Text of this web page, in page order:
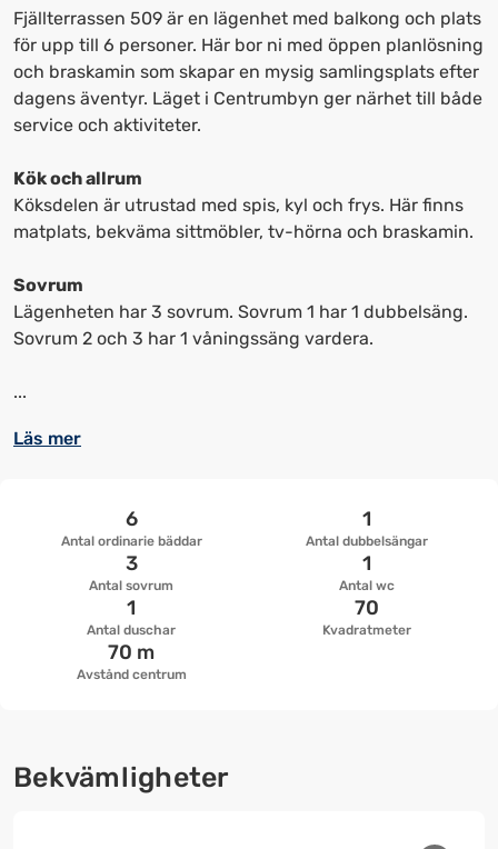
frågetecknet
för
att
få
upp
för
att
ändra
frågetecknet
för
att
få
att
ändra
Fjällterrassen 509 är en lägenhet med balkong och plats
för upp till 6 personer. Här bor ni med öppen planlösning
och braskamin som skapar en mysig samlingsplats efter
dagens äventyr. Läget i Centrumbyn ger närhet till både
service och aktiviteter.
Kök och allrum
Köksdelen är utrustad med spis, kyl och frys. Här finns
matplats, bekväma sittmöbler, tv-hörna och braskamin.
Sovrum
Lägenheten har 3 sovrum. Sovrum 1 har 1 dubbelsäng.
Sovrum 2 och 3 har 1 våningssäng vardera.
...
Läs mer
Antal ordinarie bäddar
6
Antal dubbelsängar
1
Antal sovrum
3
Antal wc
1
Antal duschar
1
Kvadratmeter
70
Avstånd centrum
70 m
Bekvämligheter